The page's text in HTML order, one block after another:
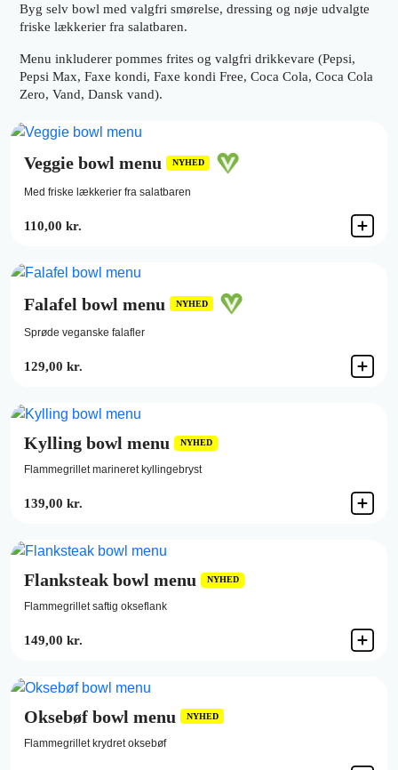
Byg selv bowl med valgfri smørelse, dressing og nøje udvalgte
friske lækkerier fra salatbaren.
Menu inkluderer pommes frites og valgfri drikkevare (Pepsi,
Pepsi Max, Faxe kondi, Faxe kondi Free, Coca Cola, Coca Cola
Zero, Vand, Dansk vand).
Veggie bowl menu NYHED
Med friske lækkerier fra salatbaren
110,00 kr.
Falafel bowl menu NYHED
Sprøde veganske falafler
129,00 kr.
Kylling bowl menu NYHED
Flammegrillet marineret kyllingebryst
139,00 kr.
Flanksteak bowl menu NYHED
Flammegrillet saftig okseflank
149,00 kr.
Oksebøf bowl menu NYHED
Flammegrillet krydret oksebøf